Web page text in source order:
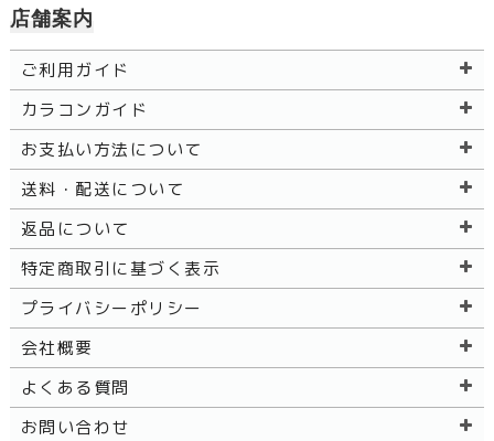
店舗案内
ご利用ガイド
カラコンガイド
お支払い方法について
送料・配送について
返品について
特定商取引に基づく表示
プライバシーポリシー
会社概要
よくある質問
お問い合わせ